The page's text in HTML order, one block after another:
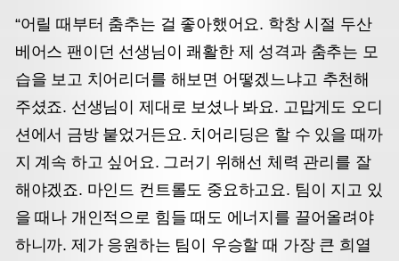
“어릴 때부터 춤추는 걸 좋아했어요. 학창 시절 두산
베어스 팬이던 선생님이 쾌활한 제 성격과 춤추는 모
습을 보고 치어리더를 해보면 어떻겠느냐고 추천해
주셨죠. 선생님이 제대로 보셨나 봐요. 고맙게도 오디
션에서 금방 붙었거든요. 치어리딩은 할 수 있을 때까
지 계속 하고 싶어요. 그러기 위해선 체력 관리를 잘
해야겠죠. 마인드 컨트롤도 중요하고요. 팀이 지고 있
을 때나 개인적으로 힘들 때도 에너지를 끌어올려야
하니까. 제가 응원하는 팀이 우승할 때 가장 큰 희열